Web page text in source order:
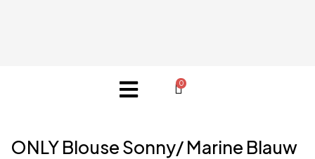
0
ONLY Blouse Sonny/ Marine Blauw